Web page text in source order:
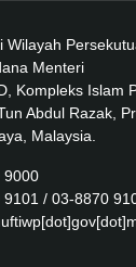
Wilayah
Menteri
Kompleks Islam
Abdul Razak,
Malaysia.
9000
9101 / 03-8870